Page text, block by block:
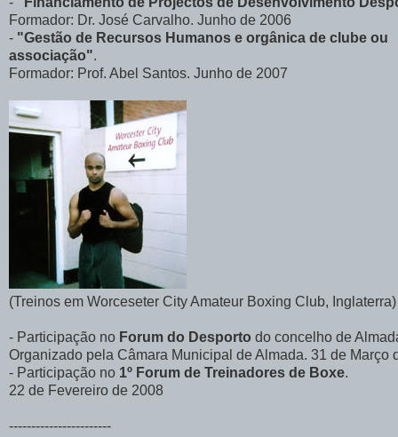
Formador: Dr. José Carvalho. Junho de 2006
- "Gestão de Recursos Humanos e orgânica de clube ou
associação".
Formador: Prof. Abel Santos. Junho de 2007
(Treinos em Worceseter City Amateur Boxing Club, Inglaterra)
- Participação no Forum do Desporto do concelho de
Organizado pela Câmara Municipal de Almada. 31 de Março
- Participação no 1º Forum de Treinadores de Boxe.
22 de Fevereiro de 2008
-----------------------